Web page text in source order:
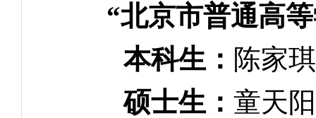
“北京市普通高
本科生： 陈家
硕士生： 童天